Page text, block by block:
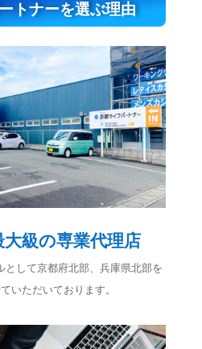
トナーを選ぶ理由
級の専業代理店
として京都府北部、兵庫県北部を
いただいております。